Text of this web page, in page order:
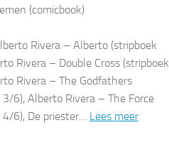
(comicbook)
Rivera – Alberto (stripboek
Rivera – Double Cross (stripboek
Rivera – The Godfathers
3/6), Alberto Rivera – The Force
4/6), De priester… Lees meer